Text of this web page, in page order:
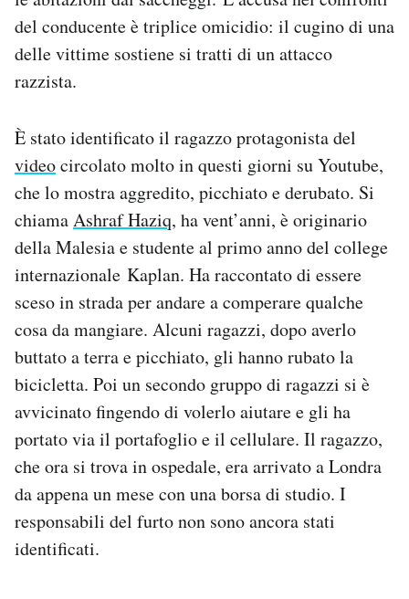
del conducente è triplice omicidio: il cugino di una
delle vittime sostiene si tratti di un attacco
razzista.
È stato identificato il ragazzo protagonista del
videocircolato molto in questi giorni su Youtube,
che lo mostra aggredito, picchiato e derubato. Si
chiamaAshraf Haziq, ha vent’anni, è originario
della Malesia e studente al primo anno del college
internazionale Kaplan. Ha raccontato di essere
sceso in strada per andare a comperare qualche
cosa da mangiare. Alcuni ragazzi, dopo averlo
buttato a terra e picchiato, gli hanno rubato la
bicicletta. Poi un secondo gruppo di ragazzi si è
avvicinato fingendo di volerlo aiutare e gli ha
portato via il portafoglio e il cellulare. Il ragazzo,
che ora si trova in ospedale, era arrivato a Londra
da appena un mese con una borsa di studio. I
responsabili del furto non sono ancora stati
identificati.